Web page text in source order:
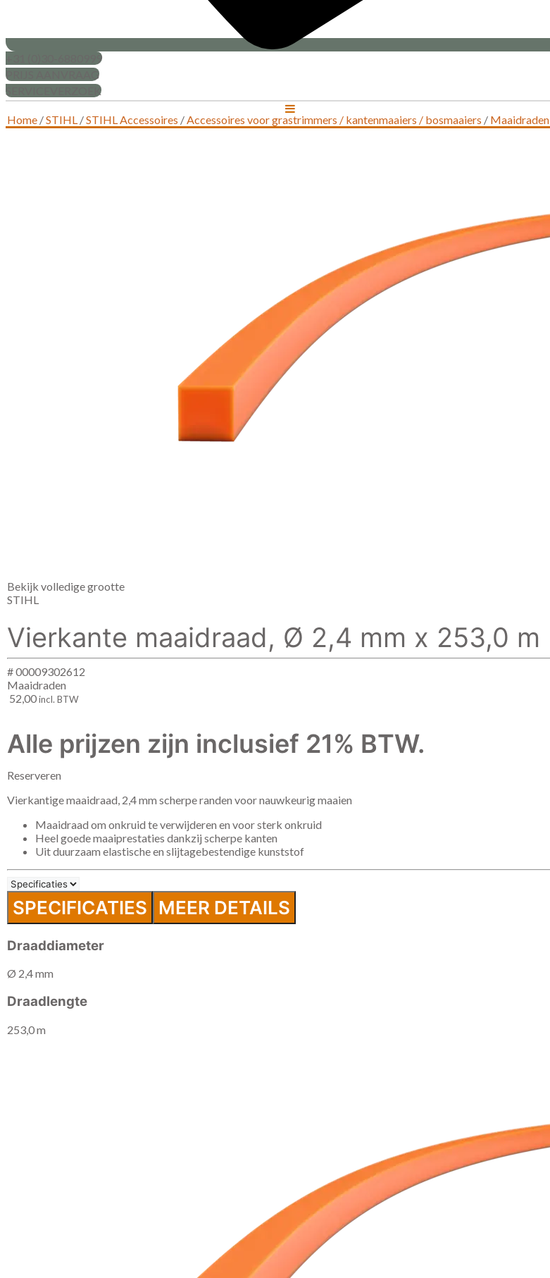
+31 (0)30-6880999
PRIJS AANVRAAG
SERVICEVERZOEK
Home /STIHL /STIHL Accessoires / Accessoires voor grastrimmers / kantenmaaiers / bosmaaiers / Maaidraden
Bekijk volledige grootte
STIHL
Vierkante maaidraad, Ø 2,4 mm x 253,0 m
# 00009302612
Maaidraden
52,00incl. BTW
Alle prijzen zijn inclusief 21% BTW.
Reserveren
Vierkantige maaidraad, 2,4 mm scherpe randen voor nauwkeurig maaien
Maaidraad om onkruid te verwijderen en voor sterk onkruid
Heel goede maaiprestaties dankzij scherpe kanten
Uit duurzaam elastische en slijtagebestendige kunststof
SPECIFICATIES MEER DETAILS
Draaddiameter
Ø 2,4 mm
Draadlengte
253,0 m